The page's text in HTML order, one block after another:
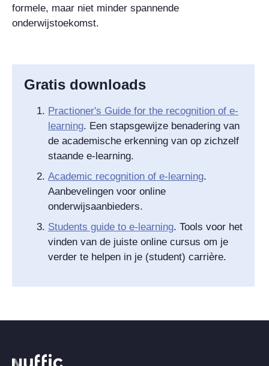
formele, maar niet minder spannende
onderwijstoekomst.
Gratis downloads
Practioner's Guide for the recognition of e-
learning‌. Een stapsgewijze benadering van
de academische erkenning van op zichzelf
staande e-learning.
Academic recognition of e-learning.
Aanbevelingen voor online
onderwijsaanbieders.
Students guide to e-learning‌. Tools voor het
vinden van de juiste online cursus om je
verder te helpen in je (student) carrière.